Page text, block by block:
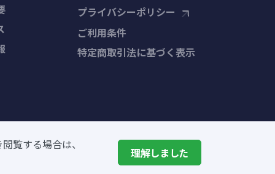
覧する場合は、
理解しました
プライバシーポリシー
ご利用条件
特定商取引法に基づく表示